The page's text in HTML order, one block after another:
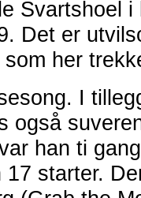
Svartshoel i
Det er
her
I
også
han ti
17 starter.